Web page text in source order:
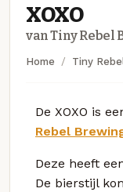
XOXO
van Tiny Rebel
Home Tiny
De XOXO is
Rebel
Deze heeft
De bierstijl